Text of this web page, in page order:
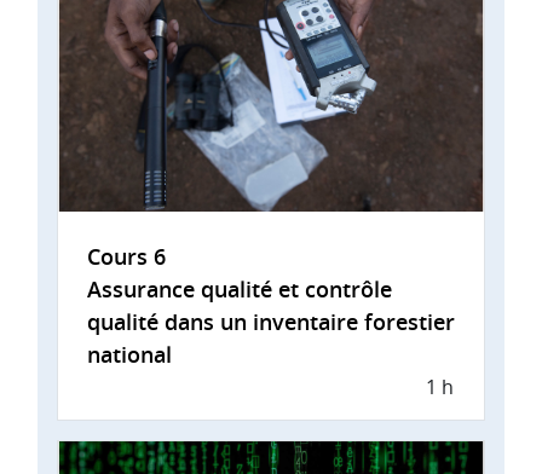
Cours 6
Assurance qualité et contrôle
qualité dans un inventaire forestier
national
1 h